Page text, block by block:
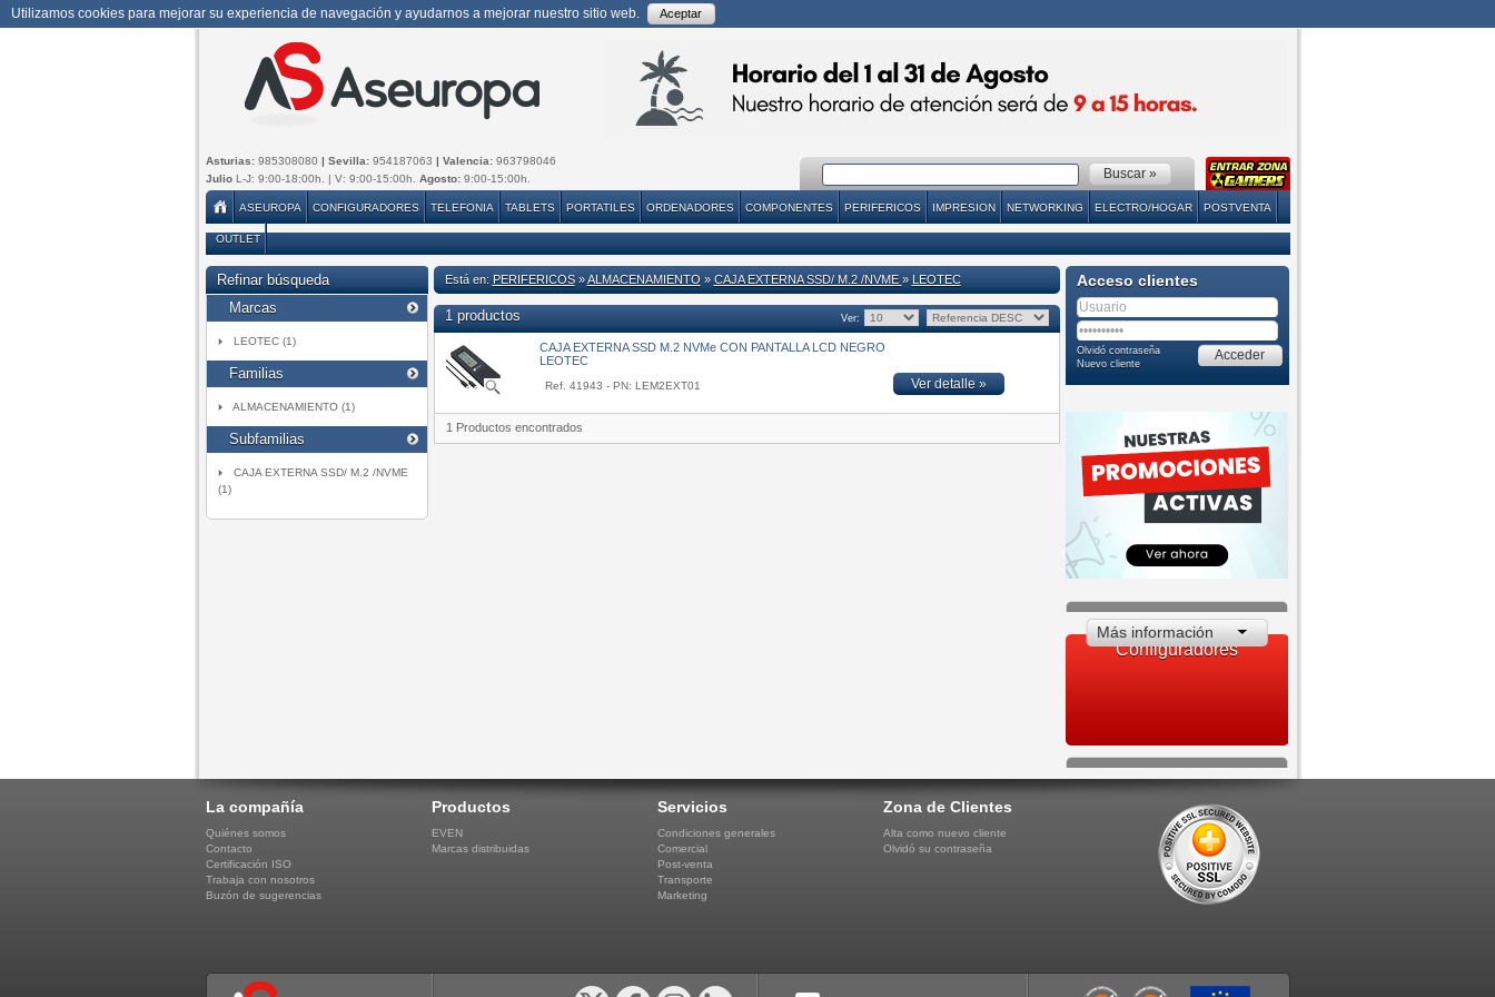
Utilizamos cookies para mejorar su experiencia de navegación y ayudarnos a mejorar nuestro sitio web. Aceptar
Asturias: 985308080 | Sevilla: 954187063 | Valencia: 963798046
JulioL-J: 9:00-18:00h. | V: 9:00-15:00h. Agosto:9:00-15:00h.
ASEUROPA CONFIGURADORES TELEFONIA TABLETS PORTATILES ORDENADORES COMPONENTES PERIFERICOS IMPRESION NETWORKING ELECTRO/HOGAR POSTVENTA
OUTLET
Refinar búsqueda
Marcas
LEOTEC (1)
Familias
ALMACENAMIENTO (1)
Subfamilias
CAJA EXTERNA SSD/ M.2 /NVME
(1)
Está en: PERIFERICOS»ALMACENAMIENTO » CAJA EXTERNA SSD/ M.2 /NVME » LEOTEC
1 productos Ver:
CAJA EXTERNA SSD M.2 NVMe CON PANTALLA LCD NEGRO
LEOTEC
Ref. 41943 - PN: LEM2EXT01 Ver detalle »
1 Productos encontrados
Acceso clientes
Olvidó contraseña
Nuevo cliente
Configuradores
Más información
La compañía
Quiénes somos
Contacto
Certificación ISO
Trabaja con nosotros
Buzón de sugerencias
Productos
EVEN
Marcas distribuidas
Servicios
Condiciones generales
Comercial
Post-venta
Transporte
Marketing
Zona de Clientes
Alta como nuevo cliente
Olvidó su contraseña